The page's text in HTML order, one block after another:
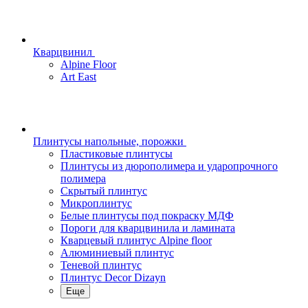
Кварцвинил
Alpine Floor
Art East
Плинтусы напольные, порожки
Пластиковые плинтусы
Плинтусы из дюрополимера и ударопрочного
полимера
Скрытый плинтус
Микроплинтус
Белые плинтусы под покраску МДФ
Пороги для кварцвинила и ламината
Кварцевый плинтус Alpine floor
Алюминиевый плинтус
Теневой плинтус
Плинтус Decor Dizayn
Еще